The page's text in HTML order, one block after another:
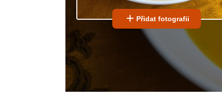
Přidat fotografii